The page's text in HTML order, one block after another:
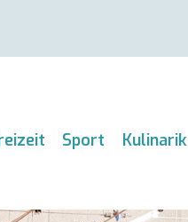
Sport Kulinarik